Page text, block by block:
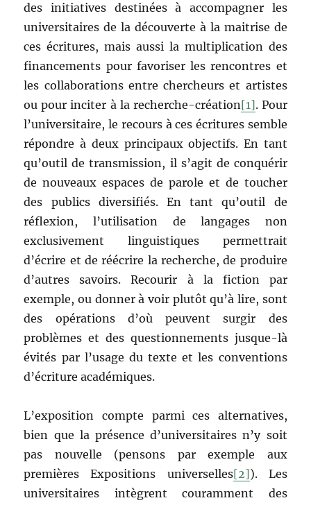
des initiatives destinées à accompagner les
universitaires de la découverte à la maitrise de
ces écritures, mais aussi la multiplication des
financements pour favoriser les rencontres et
les collaborations entre chercheurs et artistes
ou pour inciter à la recherche-création[1]. Pour
l’universitaire, le recours à ces écritures semble
répondre à deux principaux objectifs. En tant
qu’outil de transmission, il s’agit de conquérir
de nouveaux espaces de parole et de toucher
des publics diversifiés. En tant qu’outil de
réflexion, l’utilisation de langages non
exclusivement linguistiques permettrait
d’écrire et de réécrire la recherche, de produire
d’autres savoirs. Recourir à la fiction par
exemple, ou donner à voir plutôt qu’à lire, sont
des opérations d’où peuvent surgir des
problèmes et des questionnements jusque-là
évités par l’usage du texte et les conventions
d’écriture académiques.
L’exposition compte parmi ces alternatives,
bien que la présence d’universitaires n’y soit
pas nouvelle (pensons par exemple aux
premières Expositions universelles[2]). Les
universitaires intègrent couramment des